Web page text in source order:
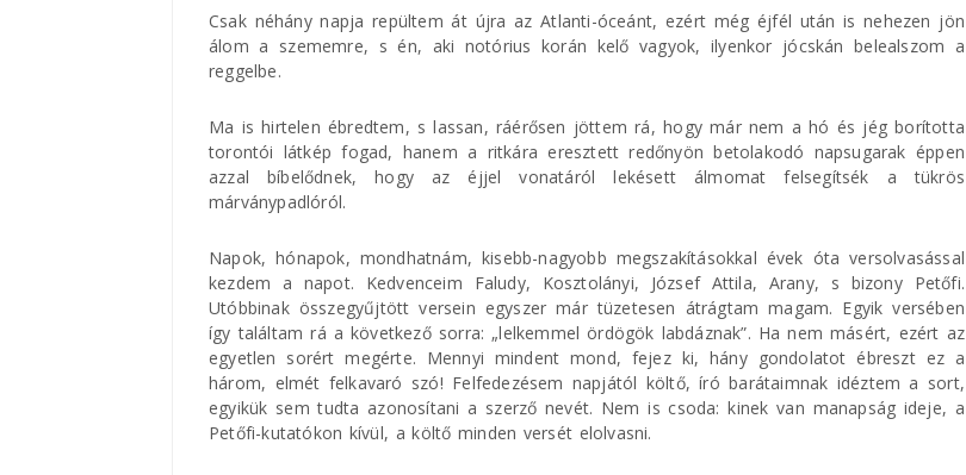
Csak néhány napja repültem át újra az Atlanti-óceánt, ezért még éjfél után is nehezen jön
álom a szememre, s én, aki notórius korán kelő vagyok, ilyenkor jócskán belealszom a
reggelbe.
Ma is hirtelen ébredtem, s lassan, ráérősen jöttem rá, hogy már nem a hó és jég borította
torontói látkép fogad, hanem a ritkára eresztett redőnyön betolakodó napsugarak éppen
azzal bíbelődnek, hogy az éjjel vonatáról lekésett álmomat felsegítsék a tükrös
márványpadlóról.
Napok, hónapok, mondhatnám, kisebb-nagyobb megszakításokkal évek óta versolvasással
kezdem a napot. Kedvenceim Faludy, Kosztolányi, József Attila, Arany, s bizony Petőfi.
Utóbbinak összegyűjtött versein egyszer már tüzetesen átrágtam magam. Egyik versében
így találtam rá a következő sorra: „lelkemmel ördögök labdáznak”. Ha nem másért, ezért az
egyetlen sorért megérte. Mennyi mindent mond, fejez ki, hány gondolatot ébreszt ez a
három, elmét felkavaró szó! Felfedezésem napjától költő, író barátaimnak idéztem a sort,
egyikük sem tudta azonosítani a szerző nevét. Nem is csoda: kinek van manapság ideje, a
Petőfi-kutatókon kívül, a költő minden versét elolvasni.